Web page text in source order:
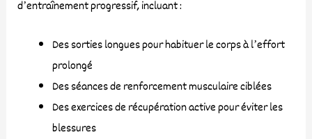
d’entraînement progressif, incluant :
Des sorties longues pour habituer le corps à l’effort
prolongé
Des séances de renforcement musculaire ciblées
Des exercices de récupération active pour éviter les
blessures